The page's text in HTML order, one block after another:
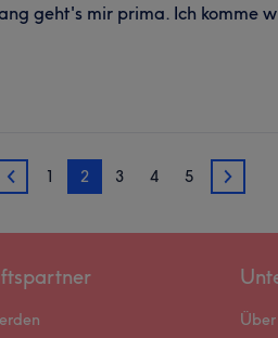
geht's mir prima. Ich komme
1 1 2 3 4 5 3
Über